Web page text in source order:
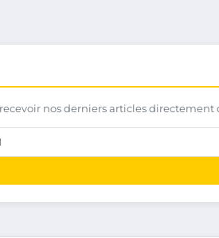
nos derniers articles